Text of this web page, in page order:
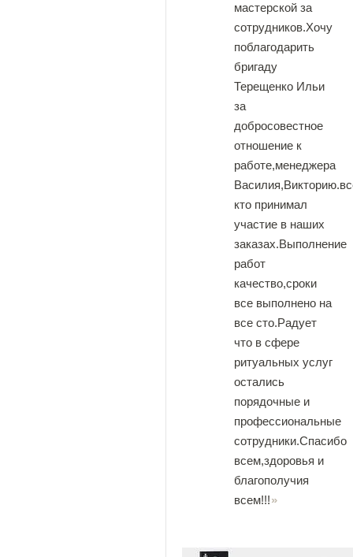
мастерской за
сотрудников.Хочу
поблагодарить
бригаду
Терещенко Ильи
за
добросовестное
отношение к
работе,менеджера
кто принимал
участие в наших
заказах.Выполнение
работ
качество,сроки
все выполнено на
все сто.Радует
что в сфере
ритуальных услуг
остались
порядочные и
профессиональные
сотрудники.Спасибо
всем,здоровья и
благополучия
всем!!!